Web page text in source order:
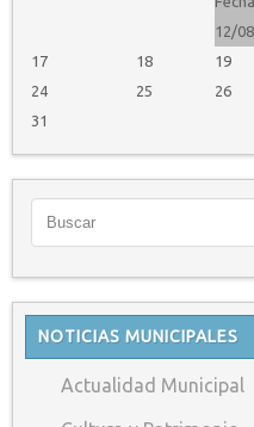
12/
17 18 19
24
25 26
31
NOTICIAS MUNICIPALES
Actualidad Municipal